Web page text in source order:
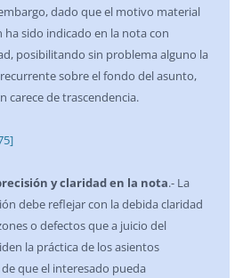
dado que el motivo material
ha sido indicado en la nota con
posibilitando sin problema alguno la
sobre el fondo del asunto,
carece de trascendencia.
y claridad en la nota.- La
debe reflejar con la debida claridad
o defectos que a juicio del
la práctica de los asientos
que el interesado pueda